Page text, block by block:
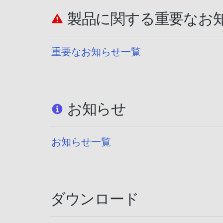
製品に関する重要なお
重要なお知らせ一覧
お知らせ
お知らせ一覧
ダウンロード